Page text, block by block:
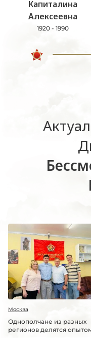
Капиталина
Алексеевна
1920 - 1990
Москва
Однополчане из разных
регионов делятся